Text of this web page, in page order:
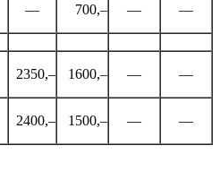
— 700,– — —
2350,– 1600,– — —
2400,– 1500,– — —